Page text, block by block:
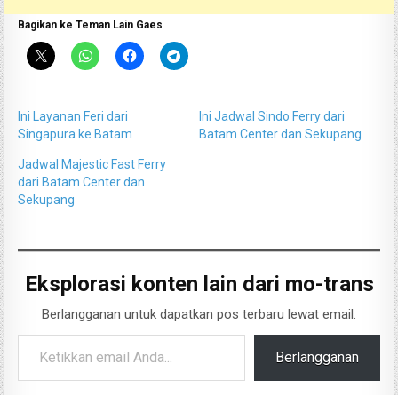
Bagikan ke Teman Lain Gaes
Ini Layanan Feri dari
Singapura ke Batam
Ini Jadwal Sindo Ferry dari
Batam Center dan Sekupang
Jadwal Majestic Fast Ferry
dari Batam Center dan
Sekupang
Eksplorasi konten lain dari mo-trans
Berlangganan untuk dapatkan pos terbaru lewat email.
Ketikkan email Anda...
Berlangganan